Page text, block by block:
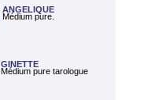
ANGELIQUE
Médium pure.
GINETTE
Médium pure tarologue